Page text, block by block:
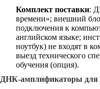
Комплект поставки:
времени»; внешний
подключения к
английском языке;
ноутбук) не входят в
выезд технического
обучения (опция).
ДНК-амплификаторы для